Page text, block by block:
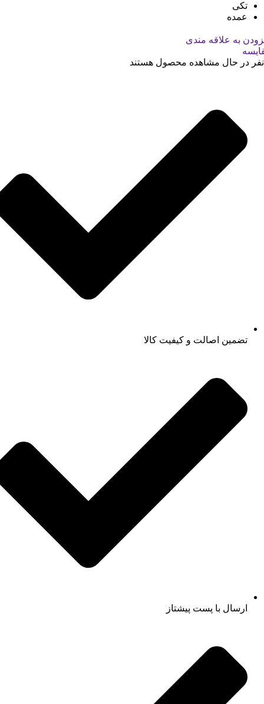
تکی
عمده
به علاقه مندی
نفر در حال مشاهده محصول هستند
تضمین اصالت و کیفیت کالا
ارسال با پست پیشتاز